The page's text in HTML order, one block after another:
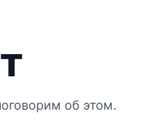
об этом.